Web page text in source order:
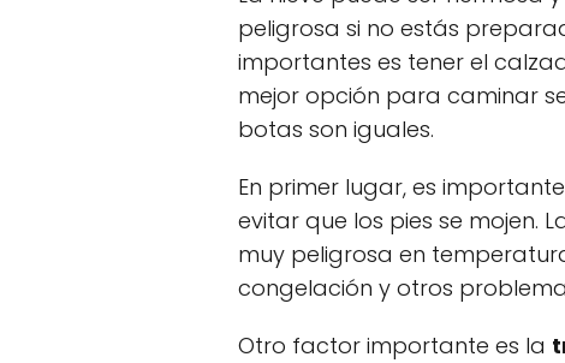
peligrosa si no estás
importantes es tener el
mejor opción para caminar
botas son iguales.
En primer lugar, es
evitar que los pies se mojen.
muy peligrosa en
congelación y otros
Otro factor importante es la